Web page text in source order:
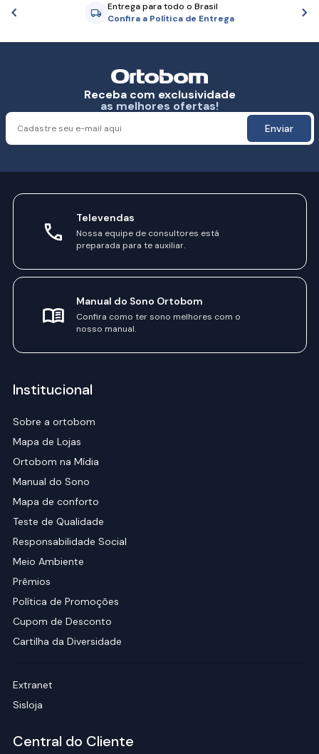
Entrega para todo o Brasil
Confira a Política de Entrega
Anterior
Receba com exclusividade
as melhores ofertas!
Enviar
Televendas
Nossa equipe de consultores está
preparada para te auxiliar.
Manual do Sono Ortobom
Confira como ter sono melhores com o
nosso manual.
Institucional
Sobre a ortobom
Mapa de Lojas
Ortobom na Mídia
Manual do Sono
Mapa de conforto
Teste de Qualidade
Responsabilidade Social
Meio Ambiente
Prêmios
Política de Promoções
Cupom de Desconto
Cartilha da Diversidade
Extranet
Sisloja
Central do Cliente